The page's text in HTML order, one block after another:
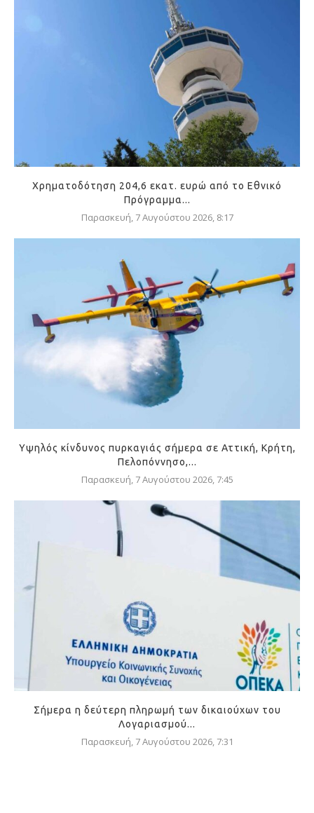
Χρηματοδότηση 204,6 εκατ. ευρώ από το Εθνικό
Πρόγραμμα...
Παρασκευή, 7 Αυγούστου 2026, 8:17
Υψηλός κίνδυνος πυρκαγιάς σήμερα σε Αττική, Κρήτη,
Πελοπόννησο,...
Παρασκευή, 7 Αυγούστου 2026, 7:45
Σήμερα η δεύτερη πληρωμή των δικαιούχων του
Λογαριασμού...
Παρασκευή, 7 Αυγούστου 2026, 7:31